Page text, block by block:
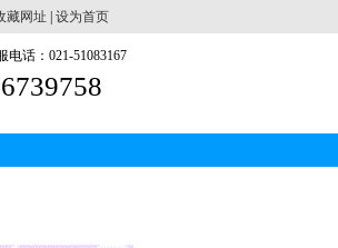
藏网址 设为首页
电话：021-51083167